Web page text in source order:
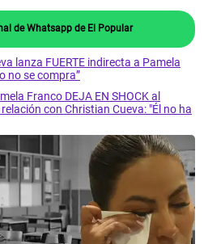
de Whatsapp de El Popular
lanza FUERTE indirecta a Pamela
no se compra”
Franco DEJA EN SHOCK al
con Christian Cueva: "Él no ha